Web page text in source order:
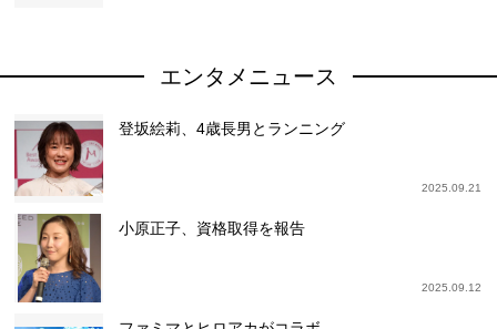
エンタメニュース
登坂絵莉、4歳長男とランニング
2025.09.21
小原正子、資格取得を報告
2025.09.12